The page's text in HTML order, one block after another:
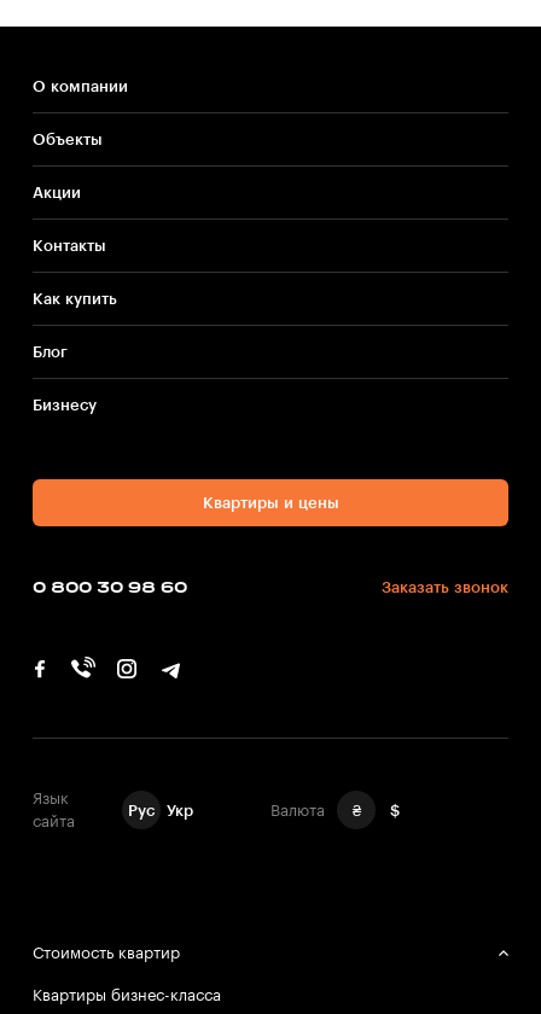
О компании
Объекты
Акции
Контакты
Как купить
Блог
Бизнесу
Квартиры и цены
0 800 30 98 60 Заказать звонок
Язык
сайта
Рус Укр Валюта ₴ $
Стоимость квартир
Квартиры бизнес-класса